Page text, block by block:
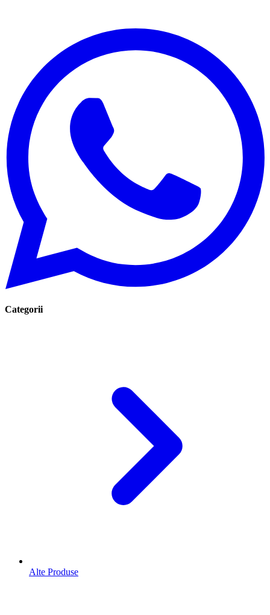
Categorii
Alte Produse